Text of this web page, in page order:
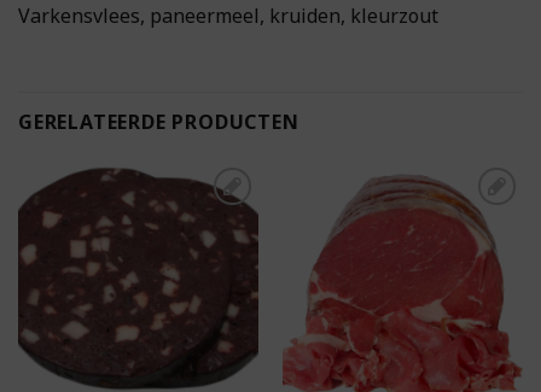
Varkensvlees, paneermeel, kruiden, kleurzout
GERELATEERDE PRODUCTEN
Toevoegen aan
boodschappenlijst
Toevoegen aan
boodschappenlijst